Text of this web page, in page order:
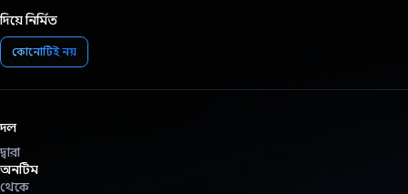
দিয়ে নির্মিত
কোনোটিই নয়
দল
দ্বারা
অনটিম
থেকে